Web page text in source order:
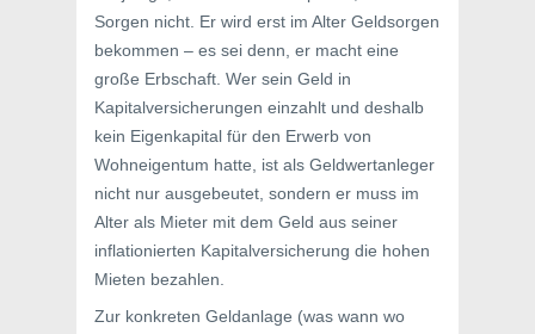
Sorgen nicht. Er wird erst im Alter Geldsorgen
bekommen – es sei denn, er macht eine
große Erbschaft. Wer sein Geld in
Kapitalversicherungen einzahlt und deshalb
kein Eigenkapital für den Erwerb von
Wohneigentum hatte, ist als Geldwertanleger
nicht nur ausgebeutet, sondern er muss im
Alter als Mieter mit dem Geld aus seiner
inflationierten Kapitalversicherung die hohen
Mieten bezahlen.
Zur konkreten Geldanlage (was wann wo